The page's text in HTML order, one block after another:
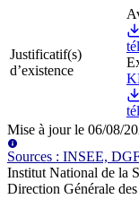
Justificatif(s)
d’existence
Mise à jour le 06/08/
Sources : INSEE,
Institut National de la
Direction Générale